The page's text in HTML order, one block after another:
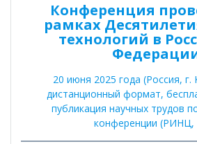
Конференция
рамках
технологий в
20 июня 2025 года (Россия,
дистанционный формат,
публикация научных трудов
конференции (РИНЦ,